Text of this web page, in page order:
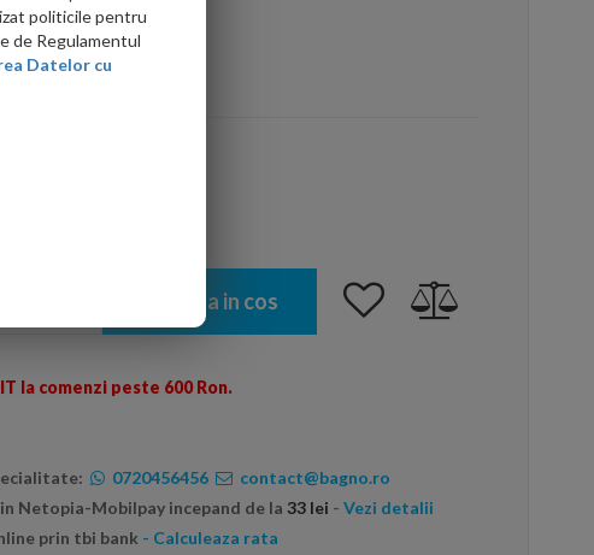
parte mai ieftin?
Adauga in cos
la comenzi peste 600 Ron.
0720456456
contact@bagno.ro
Netopia-Mobilpay incepand de la 33 lei - Vezi detalii
prin tbi bank - Calculeaza rata
politicile pentru
de Regulamentul
Datelor cu